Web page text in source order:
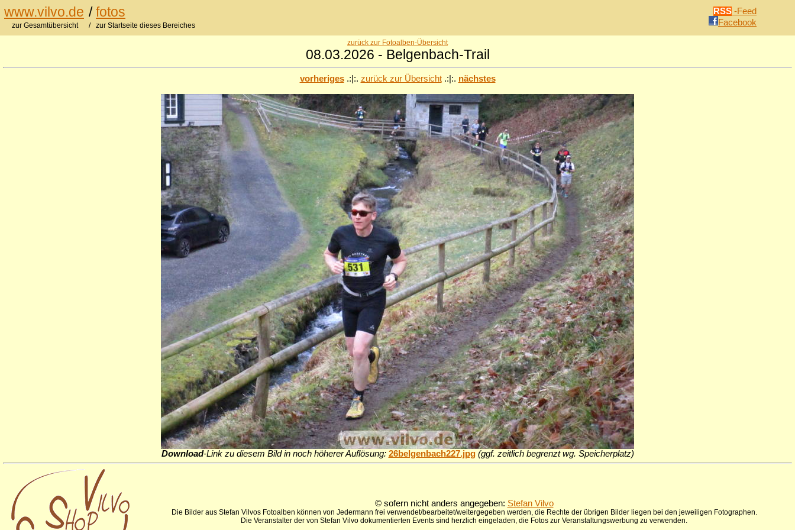
www.vilvo.de /fotos RSS -Feed
Facebook
zur Gesamtübersicht / zur Startseite dieses Bereiches
zurück zur Fotoalben-Übersicht
08.03.2026 - Belgenbach-Trail
vorheriges.:|:. zurück zur Übersicht.:|:. nächstes
Download-Link zu diesem Bild in noch höherer Auflösung: 26belgenbach227.jpg (ggf. zeitlich begrenzt wg. Speicherplatz)
© sofern nicht anders angegeben: Stefan Vilvo
Die Bilder aus Stefan Vilvos Fotoalben können von Jedermann frei verwendet/bearbeitet/weitergegeben werden, die Rechte der übrigen Bilder liegen bei den jeweiligen Fotographen.
Die Veranstalter der von Stefan Vilvo dokumentierten Events sind herzlich eingeladen, die Fotos zur Veranstaltungswerbung zu verwenden.